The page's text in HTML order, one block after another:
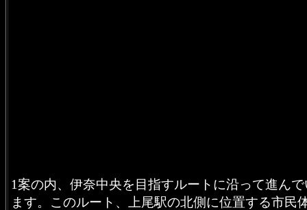
1案の内、伊奈中央を目指すルートに沿って進ん
ます。このルート、上尾駅の北側に位置する市民